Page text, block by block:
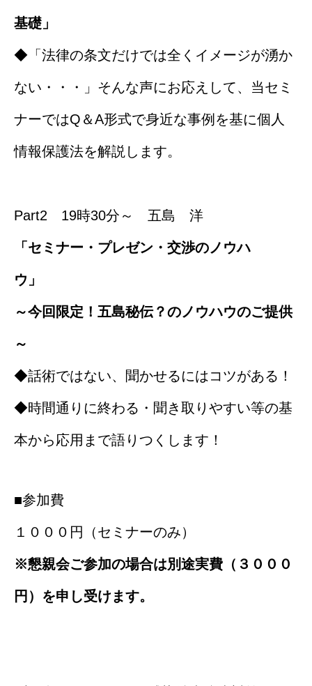
基礎」
◆「法律の条文だけでは全くイメージが湧か
ない・・・」そんな声にお応えして、当セミ
ナーではQ＆A形式で身近な事例を基に個人
情報保護法を解説します。
Part2 19時30分～ 五島 洋
「セミナー・プレゼン・交渉のノウハ
ウ
～今回限定！五島秘伝？のノウハウのご提供
～
◆話術ではない、聞かせるにはコツがある！
◆時間通りに終わる・聞き取りやすい等の基
本から応用まで語りつくします！
■参加費
１０００円（セミナーのみ）
※懇親会ご参加の場合は別途実費（３０００
円）を申し受けます。